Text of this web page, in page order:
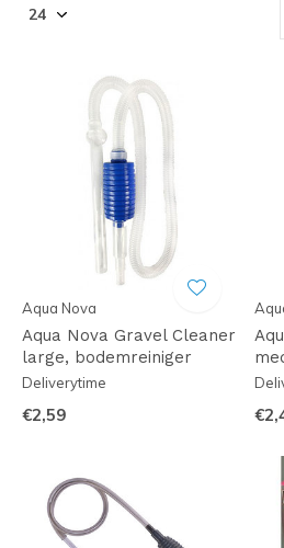
Aqua Nova
Aqua Nova Gravel Cleaner
large, bodemreiniger
Deliverytime
€2,59